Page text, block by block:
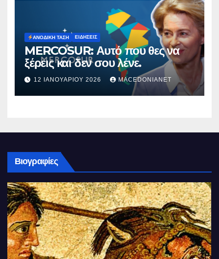
ΑΝΟΔΙΚΉ ΤΆΣΗ ΕΙΔΉΣΕΙΣ
MERCOSUR: Αυτό που θες να
ξέρεις και δεν σου λένε.
12 ΙΑΝΟΥΑΡΊΟΥ 2026 MACEDONIANET
Βιογραφίες